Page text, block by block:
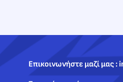
Επικοινωνήστε μαζί μας :